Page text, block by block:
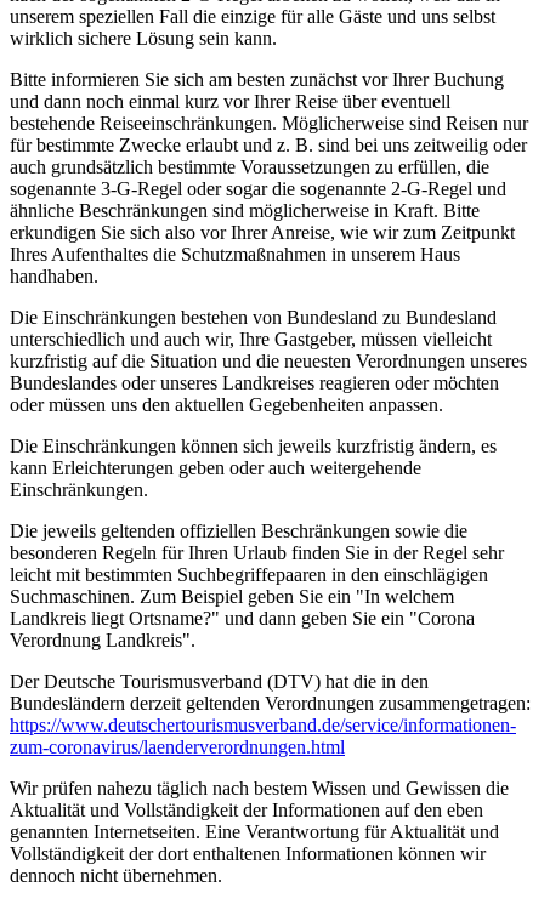
unserem speziellen Fall die einzige für alle Gäste und uns selbst
wirklich sichere Lösung sein kann.
Bitte informieren Sie sich am besten zunächst vor Ihrer Buchung
und dann noch einmal kurz vor Ihrer Reise über eventuell
bestehende Reiseeinschränkungen. Möglicherweise sind Reisen nur
für bestimmte Zwecke erlaubt und z. B. sind bei uns zeitweilig oder
auch grundsätzlich bestimmte Voraussetzungen zu erfüllen, die
sogenannte 3-G-Regel oder sogar die sogenannte 2-G-Regel und
ähnliche Beschränkungen sind möglicherweise in Kraft. Bitte
erkundigen Sie sich also vor Ihrer Anreise, wie wir zum Zeitpunkt
Ihres Aufenthaltes die Schutzmaßnahmen in unserem Haus
handhaben.
Die Einschränkungen bestehen von Bundesland zu Bundesland
unterschiedlich und auch wir, Ihre Gastgeber, müssen vielleicht
kurzfristig auf die Situation und die neuesten Verordnungen unseres
Bundeslandes oder unseres Landkreises reagieren oder möchten
oder müssen uns den aktuellen Gegebenheiten anpassen.
Die Einschränkungen können sich jeweils kurzfristig ändern, es
kann Erleichterungen geben oder auch weitergehende
Einschränkungen.
Die jeweils geltenden offiziellen Beschränkungen sowie die
besonderen Regeln für Ihren Urlaub finden Sie in der Regel sehr
leicht mit bestimmten Suchbegriffepaaren in den einschlägigen
Suchmaschinen. Zum Beispiel geben Sie ein "In welchem
Landkreis liegt Ortsname?" und dann geben Sie ein "Corona
Verordnung Landkreis".
Der Deutsche Tourismusverband (DTV) hat die in den
Bundesländern derzeit geltenden Verordnungen zusammengetragen:
https://www.deutscher­tourismusverband.de/­service/­informationen-
zum-coronavirus/­laenderverordnungen.html
Wir prüfen nahezu täglich nach bestem Wissen und Gewissen die
Aktualität und Vollständigkeit der Informationen auf den eben
genannten Internetseiten. Eine Verantwortung für Aktualität und
Vollständigkeit der dort enthaltenen Informationen können wir
dennoch nicht übernehmen.